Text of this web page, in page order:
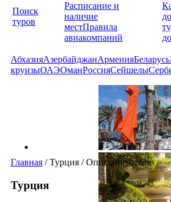
Поиск
туров
Расписание и
наличие
местПравила
авиакомпаний
АбхазияАзербайджанАрменияБеларусь
круизыОАЭОманРоссияСейшелы
Главная /Турция /Описание отеля
Турция